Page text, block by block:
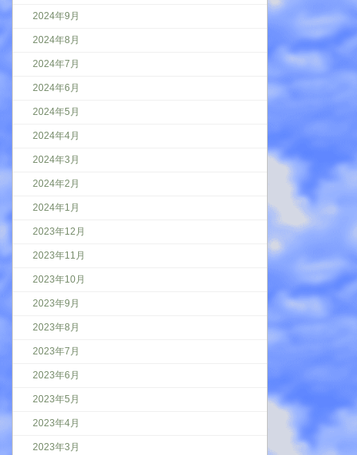
2024年9月
2024年8月
2024年7月
2024年6月
2024年5月
2024年4月
2024年3月
2024年2月
2024年1月
2023年12月
2023年11月
2023年10月
2023年9月
2023年8月
2023年7月
2023年6月
2023年5月
2023年4月
2023年3月